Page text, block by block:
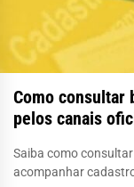
Como consultar
pelos canais
Saiba como
acompanhar